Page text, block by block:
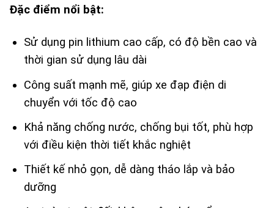
Đặc điểm nổi bật:
Sử dụng pin lithium cao cấp, có độ bền cao và
thời gian sử dụng lâu dài
Công suất mạnh mẽ, giúp xe đạp điện di
chuyển với tốc độ cao
Khả năng chống nước, chống bụi tốt, phù hợp
với điều kiện thời tiết khắc nghiệt
Thiết kế nhỏ gọn, dễ dàng tháo lắp và bảo
dưỡng